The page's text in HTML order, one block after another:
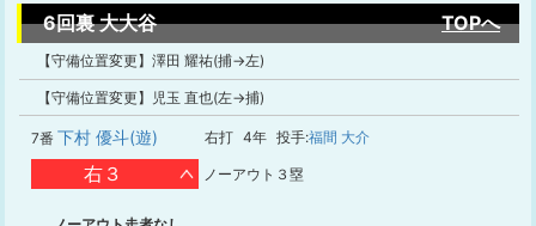
6回裏 大大谷 TOPへ
【守備位置変更】澤田 耀祐(捕→左)
【守備位置変更】児玉 直也(左→捕)
7番 下村 優斗(遊) 右打 4年 投手:福間 大介
右３ ノーアウト３塁